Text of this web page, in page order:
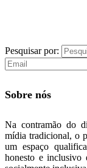
Pesquisar por:
Sobre nós
Na contramão do
mídia tradicional, o
um espaço
honesto e inclusivo